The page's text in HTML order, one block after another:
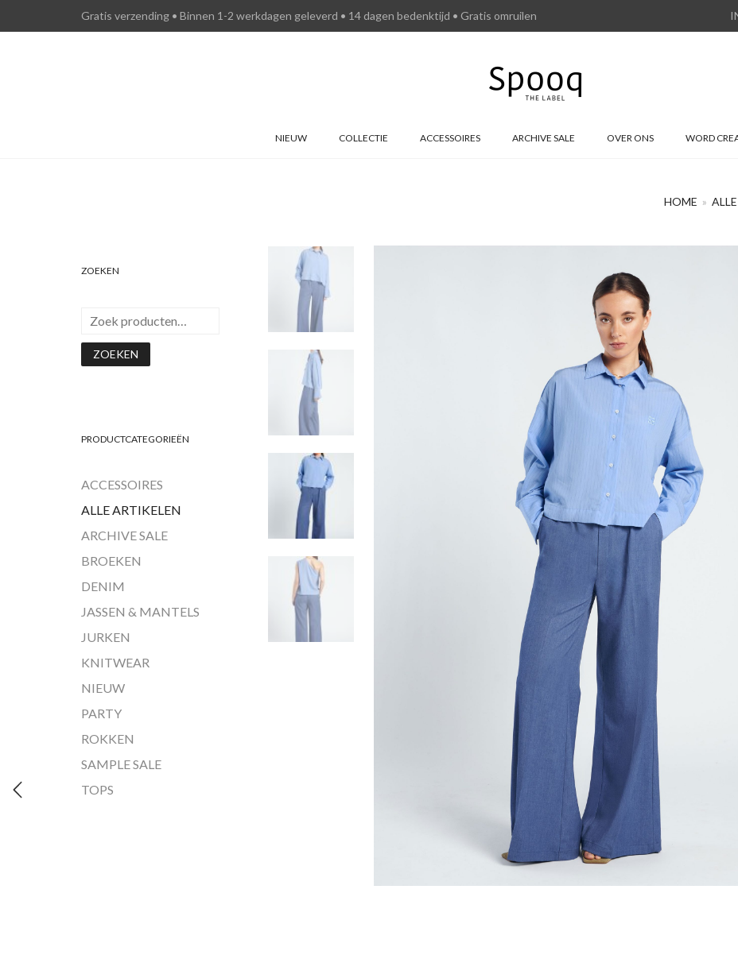
Gratis verzending • Binnen 1-2 werkdagen geleverd • 14 dagen bedenktijd • Gratis omruilen
NIEUW COLLECTIE ACCESSOIRES ARCHIVE SALE OVER ONS WORD
HOME »
ZOEKEN
ZOEKEN
PRODUCTCATEGORIEËN
ACCESSOIRES
ALLE ARTIKELEN
ARCHIVE SALE
BROEKEN
DENIM
JASSEN & MANTELS
JURKEN
KNITWEAR
NIEUW
PARTY
ROKKEN
SAMPLE SALE
TOPS